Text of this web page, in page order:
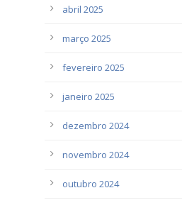
abril 2025
março 2025
fevereiro 2025
janeiro 2025
dezembro 2024
novembro 2024
outubro 2024